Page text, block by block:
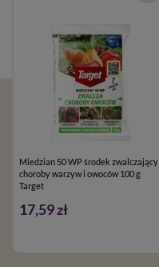
Miedzian 50 WP środek zwalczający
choroby warzyw i owoców 100 g
Target
17,59 zł